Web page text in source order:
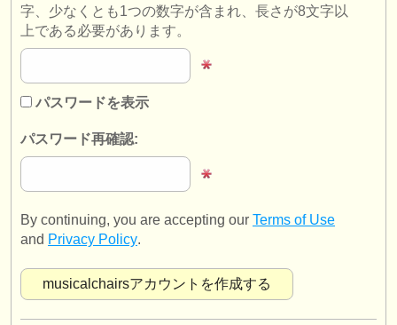
お問い合わせ
クラシック音楽ニュース
出版社:
掲載方法
ATSfaq
ログイン
字、少なくとも1つの数字が含まれ、長さが8文字以
上である必要があります。
パスワードを表示
パスワード再確認:
By continuing, you are accepting our Terms of Use
and Privacy Policy.